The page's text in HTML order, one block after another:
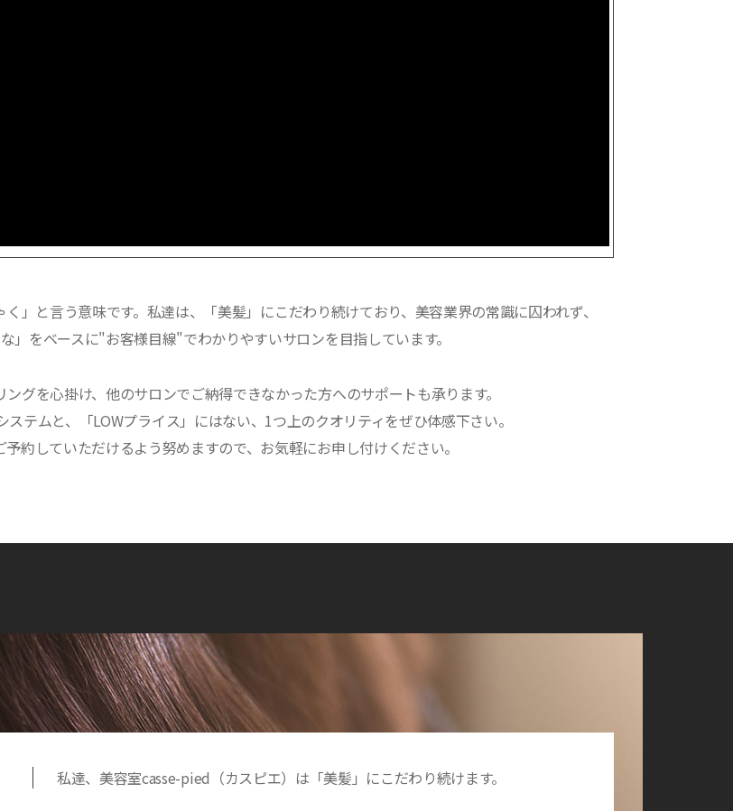
」と言う意味です。私達は、「美髪」にこだわり続けており、美容業界の常識に囚われず、
」をベースに"お客様目線"でわかりやすいサロンを目指しています。
グを心掛け、他のサロンでご納得できなかった方へのサポートも承ります。
テムと、「LOWプライス」にはない、1つ上のクオリティをぜひ体感下さい。
約していただけるよう努めますので、お気軽にお申し付けください。
私達、美容室casse-pied（カスピエ）は「美髪」にこだわり続けます。